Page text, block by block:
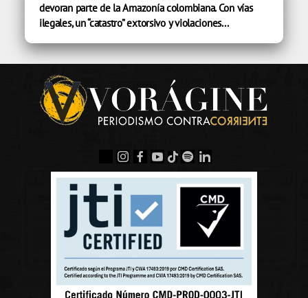
devoran parte de la Amazonía colombiana. Con vías
ilegales, un “catastro” extorsivo y violaciones...